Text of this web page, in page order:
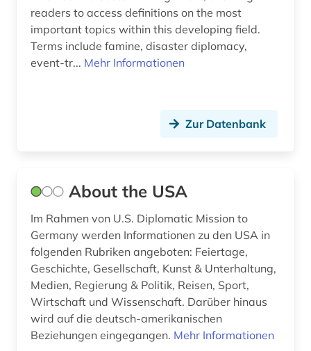
bevölkerung (4)
bevölkerungsentwicklung (1)
bibliografie (35)
bibliografin (1)
bibliographie (14)
bibliothek (2)
bibliotheksbestand (3)
bibliothekswesen (1)
readers to access definitions on the most
important topics within this developing field.
Terms include famine, disaster diplomacy,
event-tr... Mehr Informationen
Zur Datenbank
About the USA
Im Rahmen von U.S. Diplomatic Mission to
Germany werden Informationen zu den USA in
folgenden Rubriken angeboten: Feiertage,
Geschichte, Gesellschaft, Kunst & Unterhaltung,
Medien, Regierung & Politik, Reisen, Sport,
Wirtschaft und Wissenschaft. Darüber hinaus
wird auf die deutsch-amerikanischen
Beziehungen eingegangen. Mehr Informationen